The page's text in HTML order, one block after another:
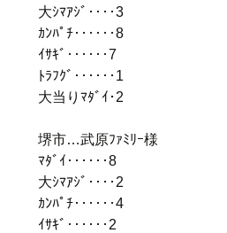
大ｼﾏｱｼﾞ‥‥3
ｶﾝﾊﾟﾁ‥‥‥8
ｲｻｷﾞ‥‥‥7
ﾄﾗﾌｸﾞ‥‥‥1
大当りﾏﾀﾞｲ･2
堺市…武原ﾌｧﾐﾘｰ様
ﾏﾀﾞｲ‥‥‥8
大ｼﾏｱｼﾞ‥‥2
ｶﾝﾊﾟﾁ‥‥‥4
ｲｻｷﾞ‥‥‥2